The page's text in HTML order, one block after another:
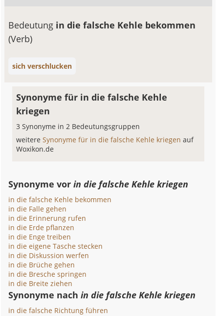
Bedeutung in die falsche Kehle bekommen
(Verb)
sich verschlucken
Synonyme für in die falsche Kehle
kriegen
3 Synonyme in 2 Bedeutungsgruppen
weitereSynonyme für in die falsche Kehle kriegenauf
Woxikon.de
Synonyme vorin die falsche Kehle kriegen
in die falsche Kehle bekommen
in die Falle gehen
in die Erinnerung rufen
in die Erde pflanzen
in die Enge treiben
in die eigene Tasche stecken
in die Diskussion werfen
in die Brüche gehen
in die Bresche springen
in die Breite ziehen
Synonyme nachin die falsche Kehle kriegen
in die falsche Richtung führen